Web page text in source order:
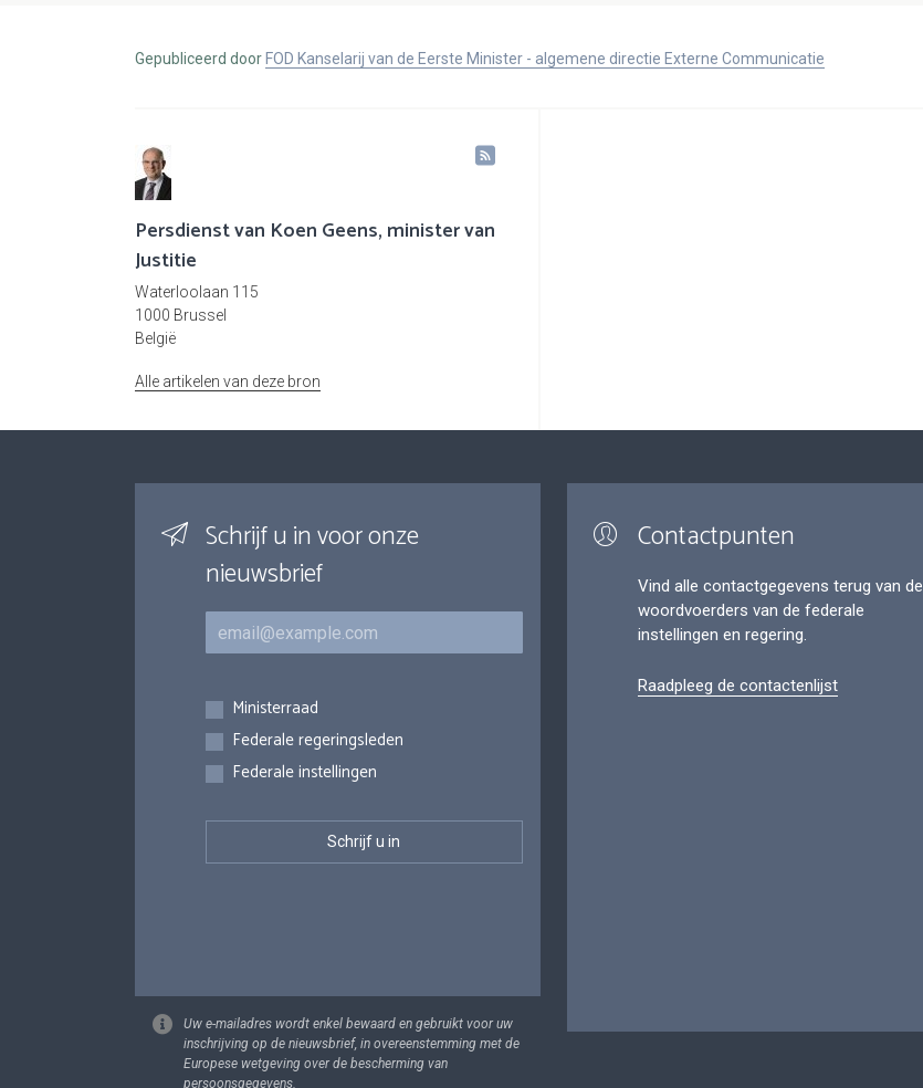
Gepubliceerd door FOD Kanselarij van de Eerste Minister - algemene directie Externe Communicatie
Persdienst van Koen Geens, minister van
Justitie
Waterloolaan 115
1000 Brussel
België
Alle artikelen van deze bron
Schrijf u in voor onze
nieuwsbrief
E-mail
Inschrijvingen
Ministerraad
Federale regeringsleden
Federale instellingen
Uw e-mailadres wordt enkel bewaard en gebruikt voor uw
inschrijving op de nieuwsbrief, in overeenstemming met de
Europese wetgeving over de bescherming van
persoonsgegevens.
Contactpunten
Vind alle contactgegevens terug van de
woordvoerders van de federale
instellingen en regering.
Raadpleeg de contactenlijst